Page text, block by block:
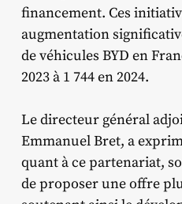
financement. Ces
augmentation
de véhicules BYD en
2023 à 1 744 en 2024.
Le directeur général
Emmanuel Bret, a
quant à ce partenariat,
de proposer une offre